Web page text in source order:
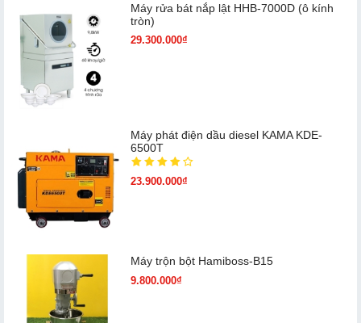
Máy rửa bát nắp lật HHB-7000D (ô kính
tròn)
29.300.000₫
Máy phát điện dầu diesel KAMA KDE-
6500T
23.900.000₫
Máy trộn bột Hamiboss-B15
9.800.000₫